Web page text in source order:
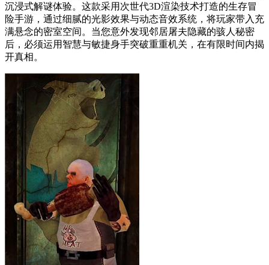
沉浸式解谜体验。这款采用次世代3D渲染技术打造的生存冒
险手游，通过细腻的光影效果与动态音效系统，将玩家带入充
满悬念的密室空间。当您意外发现邻居屠夫隐藏的骇人秘密
后，必须运用智慧与敏捷身手突破重重机关，在有限时间内揭
开真相。